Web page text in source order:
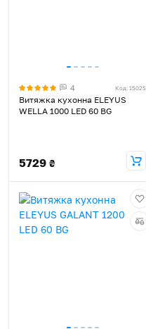
4 Код: 15025
Витяжка кухонна ELEYUS
WELLA 1000 LED 60 BG
5729 ₴